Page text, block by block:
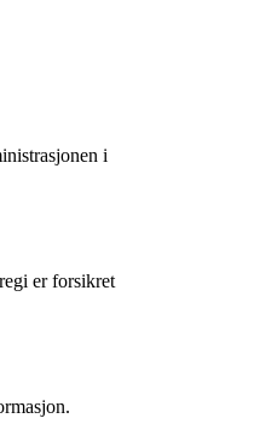
i
er forsikret